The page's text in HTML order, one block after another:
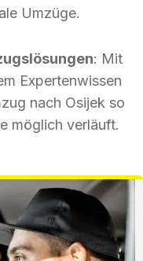
Umzüge.
: Mit
Expertenwissen
nach Osijek so
möglich verläuft.